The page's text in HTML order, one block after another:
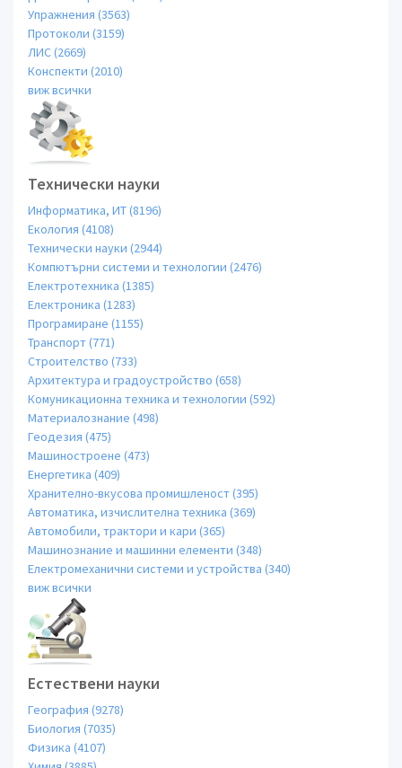
Упражнения (3563)
Протоколи (3159)
ЛИС (2669)
Конспекти (2010)
виж всички
Технически науки
Информатика, ИТ (8196)
Екология (4108)
Технически науки (2944)
Компютърни системи и технологии (2476)
Електротехника (1385)
Електроника (1283)
Програмиране (1155)
Транспорт (771)
Строителство (733)
Архитектура и градоустройство (658)
Комуникационна техника и технологии (592)
Материалознание (498)
Геодезия (475)
Машиностроене (473)
Енергетика (409)
Хранително-вкусова промишленост (395)
Автоматика, изчислителна техника (369)
Автомобили, трактори и кари (365)
Машинознание и машинни елементи (348)
Електромеханични системи и устройства (340)
виж всички
Естествени науки
География (9278)
Биология (7035)
Физика (4107)